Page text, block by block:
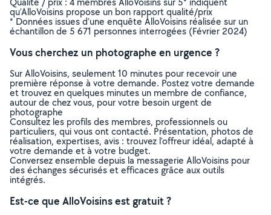
qu’AlloVoisins propose un bon rapport qualité/prix
* Données issues d’une enquête AlloVoisins réalisée sur un
échantillon de 5 671 personnes interrogées (Février 2024)
Vous cherchez un photographe en urgence ?
Sur AlloVoisins, seulement 10 minutes pour recevoir une
première réponse à votre demande. Postez votre demande
et trouvez en quelques minutes un membre de confiance,
autour de chez vous, pour votre besoin urgent de
photographe
Consultez les profils des membres, professionnels ou
particuliers, qui vous ont contacté. Présentation, photos de
réalisation, expertises, avis : trouvez l'offreur idéal, adapté à
votre demande et à votre budget.
Conversez ensemble depuis la messagerie AlloVoisins pour
des échanges sécurisés et efficaces grâce aux outils
intégrés.
Est-ce que AlloVoisins est gratuit ?